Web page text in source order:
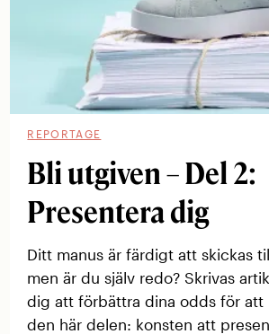
REPORTAGE
Bli utgiven – Del 2:
Presentera dig
Ditt manus är färdigt att skickas
men är du själv redo? Skrivas
dig att förbättra dina odds för att
den här delen: konsten att